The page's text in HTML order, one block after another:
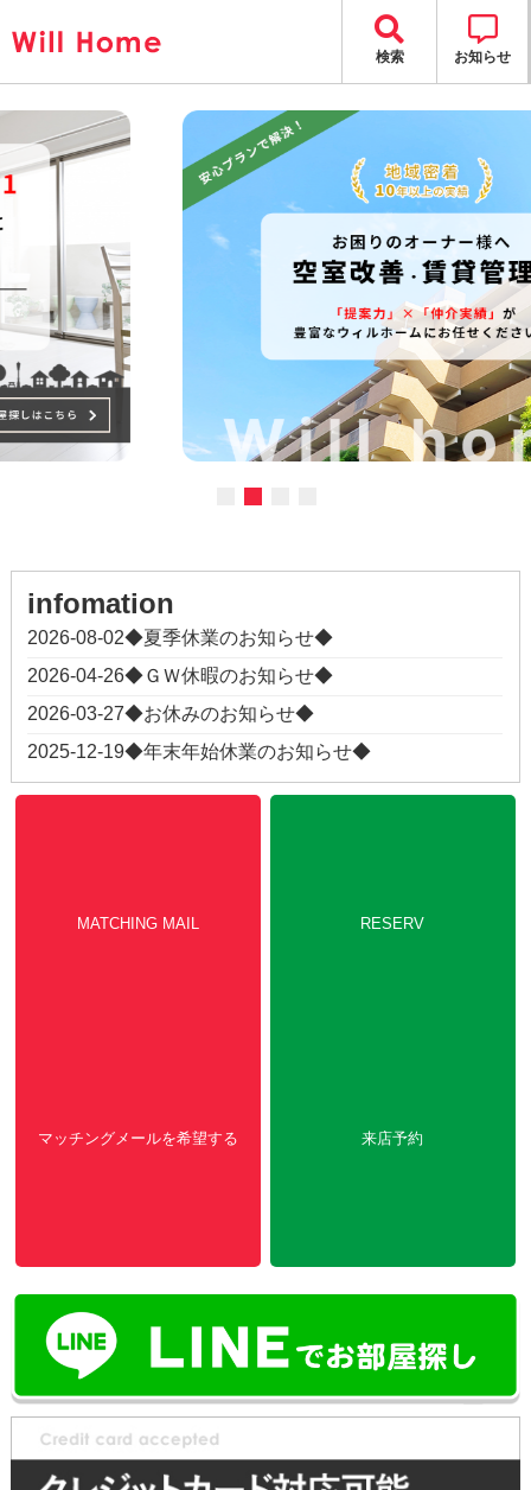
検索 お知らせ
MATCHING MAIL
マッチングメールを希望する
RESERV
来店予約